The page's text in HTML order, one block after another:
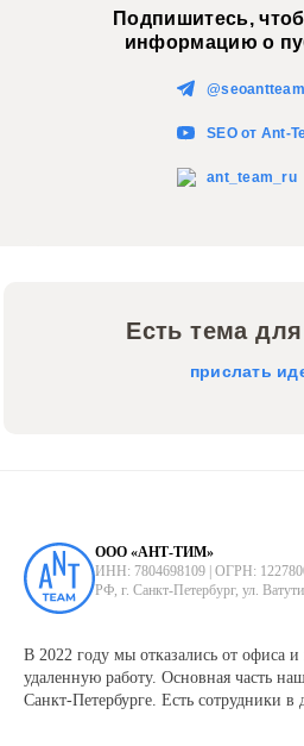
Подпишитесь,
информацию о
@seoantteam
SEO от Ant-
ant_team_ru
Есть тема
прислать
ООО «АНТ-ТИМ»
ИНН: 7804698109 | ОГРН:
РФ, г. Санкт-Петербург, ул.
В 2022 году мы отказались от офиса
удаленную работу. Основная часть
Санкт-Петербурге. Есть сотрудники в